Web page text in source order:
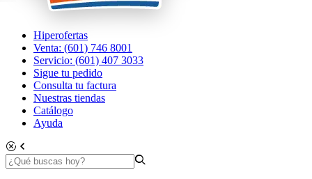
Hiperofertas
Venta: (601) 746 8001
Servicio: (601) 407 3033
Sigue tu pedido
Consulta tu factura
Nuestras tiendas
Catálogo
Ayuda